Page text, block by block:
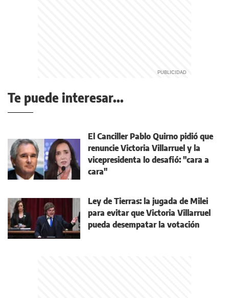
Te puede interesar...
El Canciller Pablo Quirno pidió que
renuncie Victoria Villarruel y la
vicepresidenta lo desafió: "cara a
cara"
Ley de Tierras: la jugada de Milei
para evitar que Victoria Villarruel
pueda desempatar la votación